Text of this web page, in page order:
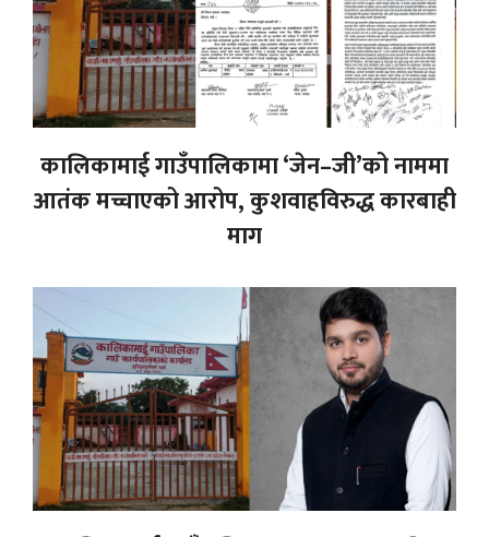
कालिकामाई गाउँपालिकामा ‘जेन–जी’को नाममा
आतंक मच्चाएको आरोप, कुशवाहविरुद्ध कारबाही
माग